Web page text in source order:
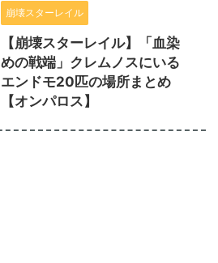
崩壊スターレイル
【崩壊スターレイル】「血染
めの戦端」クレムノスにいる
エンドモ20匹の場所まとめ
【オンパロス】